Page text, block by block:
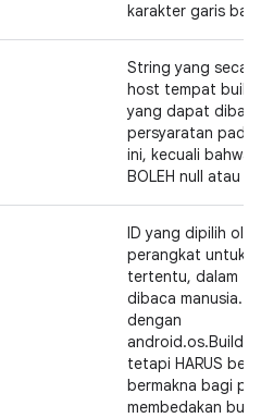
karakter garis
String yang
host tempat build
yang dapat
persyaratan pada
ini, kecuali bahwa
BOLEH null atau
ID yang dipilih
perangkat untuk
tertentu, dalam
dibaca manusia.
dengan
tetapi HARUS
bermakna bagi
membedakan